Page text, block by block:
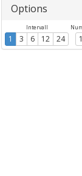
Options
Intervall
1 3 6 12 24 1